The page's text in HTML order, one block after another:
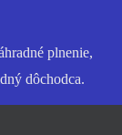
plnenie,
dôchodca.